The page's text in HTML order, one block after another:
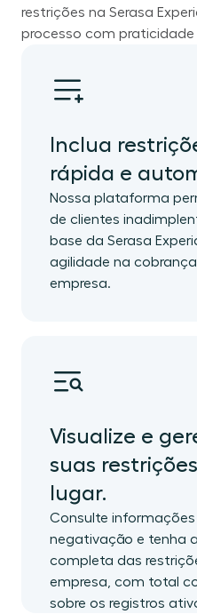
restrições na Serasa
processo com praticidade
Inclua
rápida e
Nossa plataforma
de clientes
base da Serasa
agilidade na
empresa.
Visualize e
suas
lugar.
Consulte
negativação e tenha
completa das
empresa, com total
sobre os registros